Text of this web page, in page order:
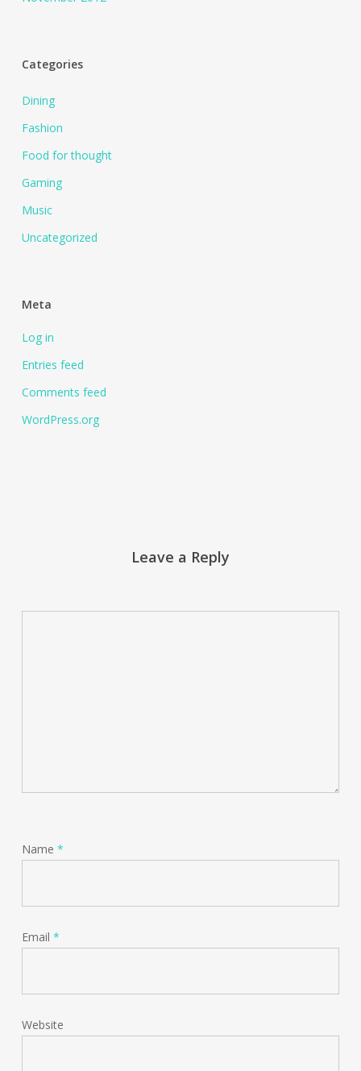
Categories
Dining
Fashion
Food for thought
Gaming
Music
Uncategorized
Meta
Log in
Entries feed
Comments feed
WordPress.org
Leave a Reply
Name *
Email *
Website